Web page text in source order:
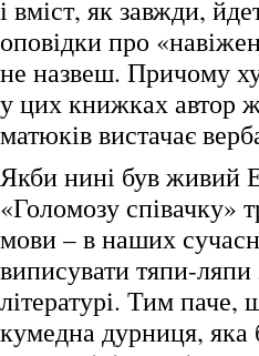
і вміст, як завжди,
оповідки про
не назвеш. Причому
у цих книжках автор
матюків вистачає
Якби нині був живий
«Голомозу співачку»
мови – в наших
виписувати тяпи-
літературі. Тим паче,
кумедна дурниця, яка